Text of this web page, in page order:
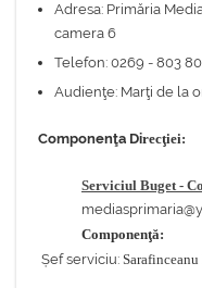
Adresa: Primăria
camera 6
Telefon: 0269 - 803
Audienţe: Marţi de la
Componenţa Direcţiei:
Serviciul Buget -
Componenţă:
Șef serviciu: